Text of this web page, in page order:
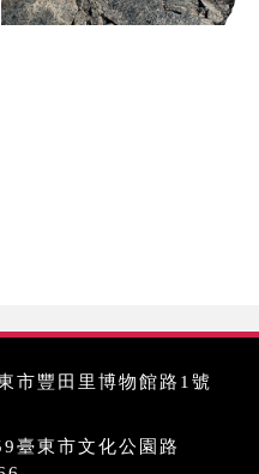
市豐田里博物館路1號
臺東市文化公園路